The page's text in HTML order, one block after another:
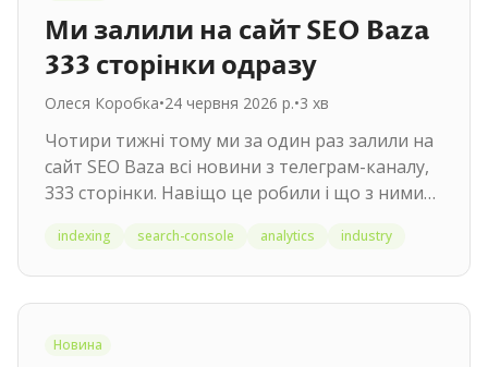
Ми залили на сайт SEO Baza
333 сторінки одразу
Олеся Коробка•24 червня 2026 р.•3 хв
Чотири тижні тому ми за один раз залили на
сайт SEO Baza всі новини з телеграм-каналу,
333 сторінки. Навіщо це робили і що з ними
indexing search-console analytics industry
Новина